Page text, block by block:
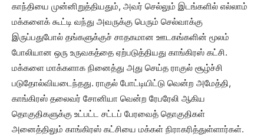
காந்தியை முன்னிறுத்தியதும், அவர் செல்லும் இடங்களில் எல்லாம்
மக்களைக் கூட்டி வந்து அவருக்கு பெரும் செல்வாக்கு
இருப்பதுபோல் தங்களுக்குச் சாதகமான ஊடகங்களின் மூலம்
போலியான ஒரு உருவகத்தை ஏற்படுத்தியது காங்கிரஸ் கட்சி.
மக்களை மாக்களாக நினைத்து அது செய்த ராகுல் சூழ்ச்சி
படுதோல்வியடைந்தது. ராகுல் போட்டியிட்டு வென்ற அமேத்தி,
காங்கிரஸ் தலைவர் சோனியா வென்ற ரேபரேலி ஆகிய
தொகுதிகளுக்கு உட்பட்ட சட்டப் பேரவைத் தொகுதிகள்
அனைத்திலும் காங்கிரஸ் கட்சியை மக்கள் நிராகரித்துள்ளார்கள்.